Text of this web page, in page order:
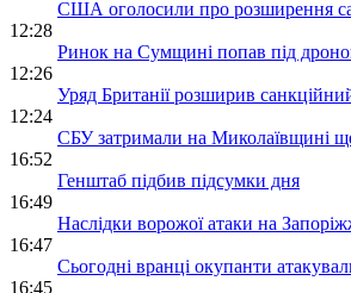
США оголосили про розширення
12:28
Ринок на Сумщині попав під
12:26
Уряд Британії розширив
12:24
СБУ затримали на Миколаївщині
16:52
Генштаб підбив підсумки дня
16:49
Наслідки ворожої атаки на
16:47
Сьогодні вранці окупанти
16:45